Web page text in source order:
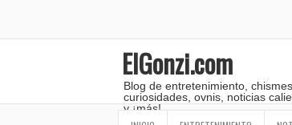
ElGonzi.com
Blog de entretenimiento,
curiosidades, ovnis, noticias
y ¡más!